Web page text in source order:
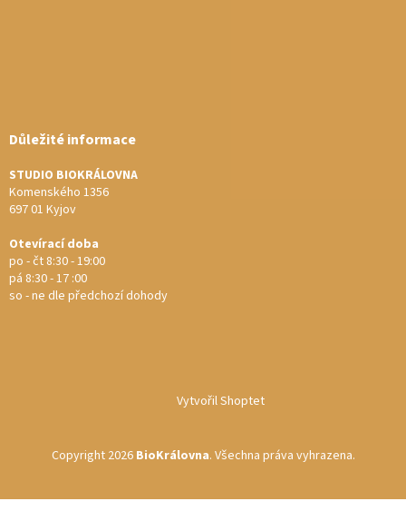
Důležité informace
STUDIO BIOKRÁLOVNA
Komenského 1356
697 01 Kyjov
Otevírací doba
po - čt 8:30 - 19:00
pá 8:30 - 17 :00
so - ne dle předchozí dohody
Vytvořil Shoptet
Copyright 2026 BioKrálovna. Všechna práva vyhrazena.